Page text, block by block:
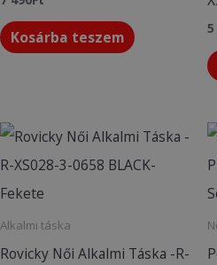
Kosárba teszem 5
Alkalmi táska
Rovicky Női Alkalmi Táska -R-